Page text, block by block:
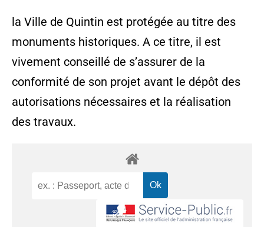
la Ville de Quintin est protégée au titre des
monuments historiques. A ce titre, il est
vivement conseillé de s’assurer de la
conformité de son projet avant le dépôt des
autorisations nécessaires et la réalisation
des travaux.